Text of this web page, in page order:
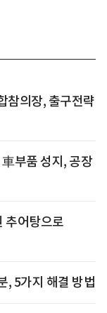
참의장, 출구전략
부품 성지, 공장
추어탕으로
, 5가지 해결 방법